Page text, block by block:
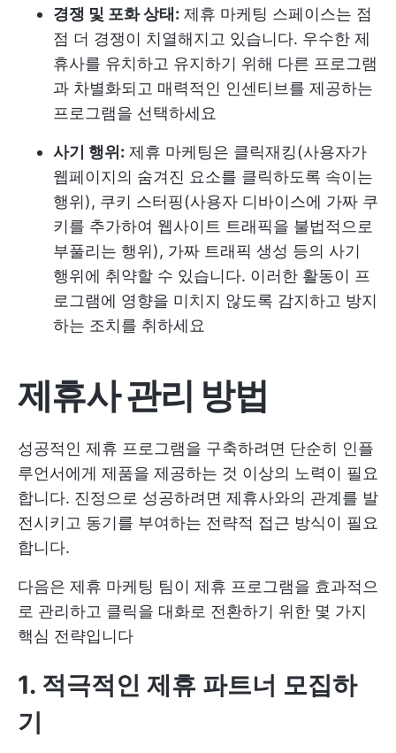
경쟁 및 포화 상태: 제휴 마케팅 스페이스는 점
점 더 경쟁이 치열해지고 있습니다. 우수한 제
휴사를 유치하고 유지하기 위해 다른 프로그램
과 차별화되고 매력적인 인센티브를 제공하는
프로그램을 선택하세요
사기 행위: 제휴 마케팅은 클릭재킹(사용자가
웹페이지의 숨겨진 요소를 클릭하도록 속이는
행위), 쿠키 스터핑(사용자 디바이스에 가짜 쿠
키를 추가하여 웹사이트 트래픽을 불법적으로
부풀리는 행위), 가짜 트래픽 생성 등의 사기
행위에 취약할 수 있습니다. 이러한 활동이 프
로그램에 영향을 미치지 않도록 감지하고 방지
하는 조치를 취하세요
제휴사 관리 방법
성공적인 제휴 프로그램을 구축하려면 단순히 인플
루언서에게 제품을 제공하는 것 이상의 노력이 필요
합니다. 진정으로 성공하려면 제휴사와의 관계를 발
전시키고 동기를 부여하는 전략적 접근 방식이 필요
합니다.
다음은 제휴 마케팅 팀이 제휴 프로그램을 효과적으
로 관리하고 클릭을 대화로 전환하기 위한 몇 가지
핵심 전략입니다
1. 적극적인 제휴 파트너 모집하
기